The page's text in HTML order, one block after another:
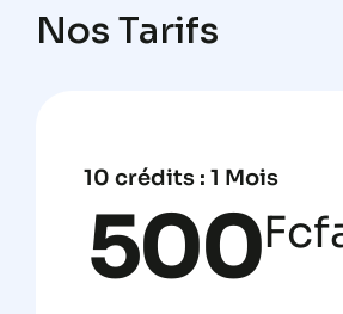
Nos Tarifs
10 crédits : 1 Mois
500